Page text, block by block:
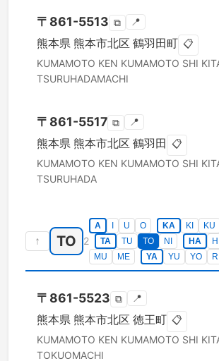
〒 861-5513 ⧉ 📍
熊本県 熊本市北区 鶴羽田町 📋
KUMAMOTO KEN KUMAMOTO SHI
TSURUHADAMACHI
〒 861-5517 ⧉ 📍
熊本県 熊本市北区 鶴羽田 📋
KUMAMOTO KEN KUMAMOTO SHI
TSURUHADA
↑ TO 2
A U O KA KI KU
TA
TU TO NI HA HI
MU
ME YA YU YO RI
〒 861-5523 ⧉ 📍
熊本県 熊本市北区 徳王町 📋
KUMAMOTO KEN KUMAMOTO SHI
TOKUOMACHI